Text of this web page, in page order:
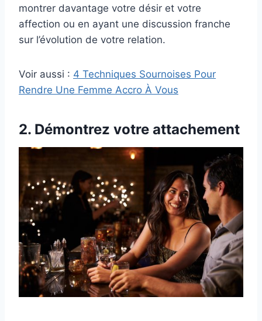
montrer davantage votre désir et votre
affection ou en ayant une discussion franche
sur l’évolution de votre relation.
Voir aussi : 4 Techniques Sournoises Pour
Rendre Une Femme Accro À Vous
2. Démontrez votre attachement